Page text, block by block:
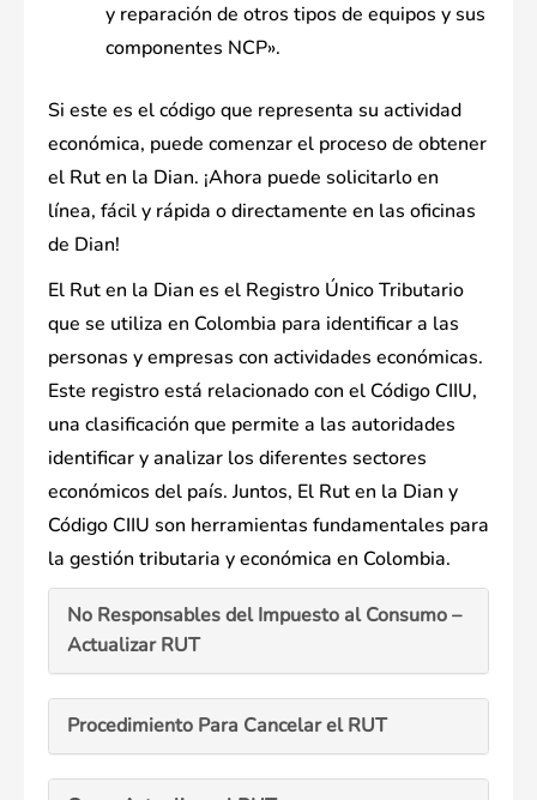
y reparación de otros tipos de equipos y sus
componentes NCP».
Si este es el código que representa su actividad
económica, puede comenzar el proceso de obtener
el Rut en la Dian. ¡Ahora puede solicitarlo en
línea, fácil y rápida o directamente en las oficinas
de Dian!
El Rut en la Dian es el Registro Único Tributario
que se utiliza en Colombia para identificar a las
personas y empresas con actividades económicas.
Este registro está relacionado con el Código CIIU,
una clasificación que permite a las autoridades
identificar y analizar los diferentes sectores
económicos del país. Juntos, El Rut en la Dian y
Código CIIU son herramientas fundamentales para
la gestión tributaria y económica en Colombia.
No Responsables del Impuesto al Consumo –
Actualizar RUT
Procedimiento Para Cancelar el RUT